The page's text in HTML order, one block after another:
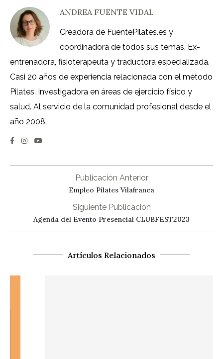
ANDREA FUENTE VIDAL
Creadora de FuentePilates.es y
coordinadora de todos sus temas. Ex-
entrenadora, fisioterapeuta y traductora especializada.
Casi 20 años de experiencia relacionada con el método
Pilates. Investigadora en áreas de ejercicio físico y
salud. Al servicio de la comunidad profesional desde el
año 2008.
Publicación Anterior
Empleo Pilates Vilafranca
Siguiente Publicación
Agenda del Evento Presencial CLUBFEST2023
Artículos Relacionados